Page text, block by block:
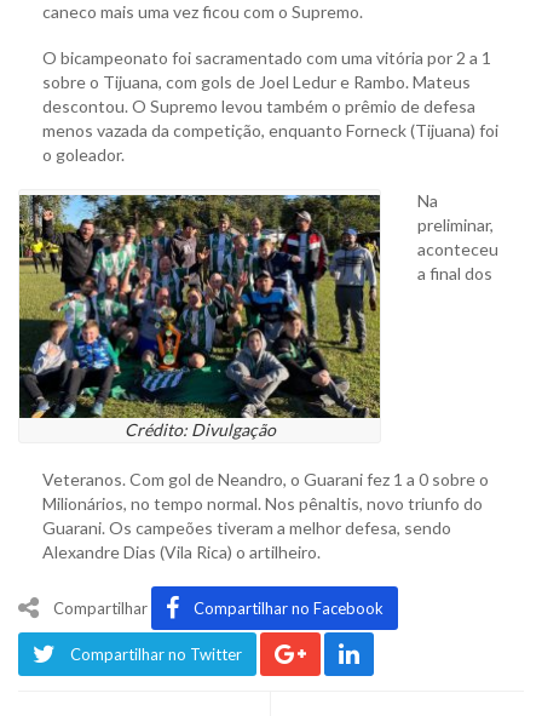
caneco mais uma vez ficou com o Supremo.
O bicampeonato foi sacramentado com uma vitória por 2 a 1
sobre o Tijuana, com gols de Joel Ledur e Rambo. Mateus
descontou. O Supremo levou também o prêmio de defesa
menos vazada da competição, enquanto Forneck (Tijuana) foi
o goleador.
Crédito: Divulgação
Na
preliminar,
aconteceu
a final dos
Veteranos. Com gol de Neandro, o Guarani fez 1 a 0 sobre o
Milionários, no tempo normal. Nos pênaltis, novo triunfo do
Guarani. Os campeões tiveram a melhor defesa, sendo
Alexandre Dias (Vila Rica) o artilheiro.
Compartilhar Compartilhar no Facebook
Compartilhar no Twitter